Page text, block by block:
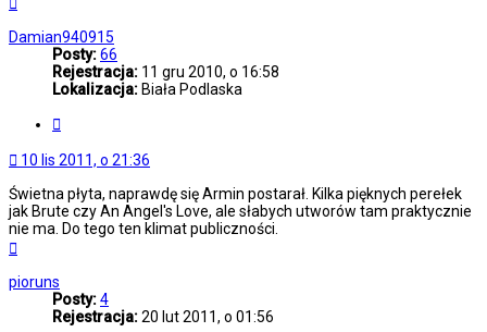
Damian940915
Posty:66
Rejestracja: 11 gru 2010, o 16:58
Lokalizacja: Biała Podlaska
10 lis 2011, o 21:36
Świetna płyta, naprawdę się Armin postarał. Kilka pięknych perełek
jak Brute czy An Angel's Love, ale słabych utworów tam praktycznie
nie ma. Do tego ten klimat publiczności.
pioruns
Posty:4
Rejestracja:20 lut 2011, o 01:56